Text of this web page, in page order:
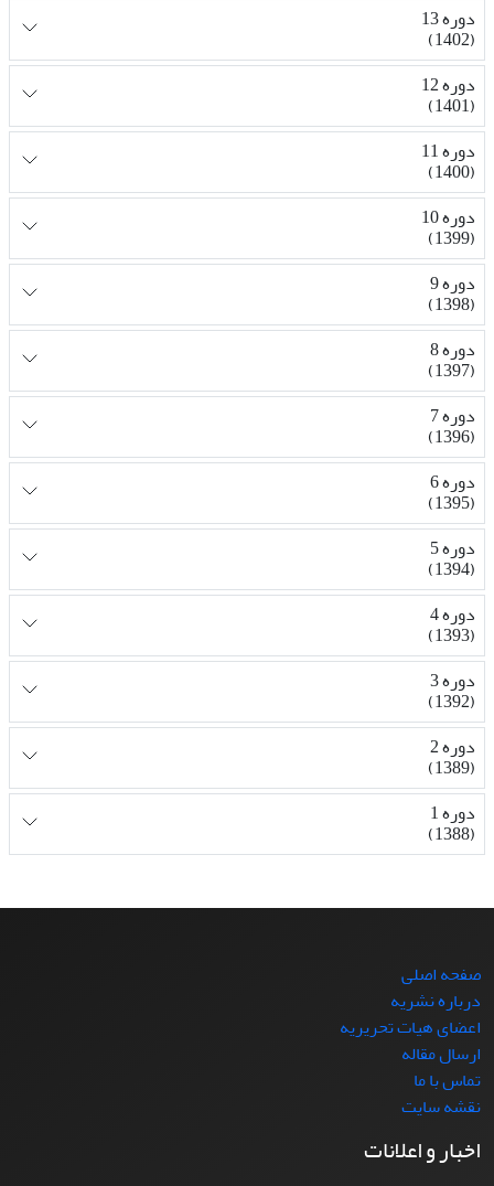
دوره 13
(1402)
دوره 12
(1401)
دوره 11
(1400)
دوره 10
(1399)
دوره 9
(1398)
دوره 8
(1397)
دوره 7
(1396)
دوره 6
(1395)
دوره 5
(1394)
دوره 4
(1393)
دوره 3
(1392)
دوره 2
(1389)
دوره 1
(1388)
صفحه اصلی
درباره نشریه
اعضای هیات تحریریه
ارسال مقاله
تماس با ما
نقشه سایت
اخبار و اعلانات